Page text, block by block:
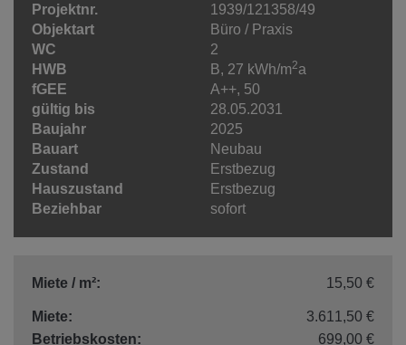
Projektnr.
1939/121358/49
Objektart
Büro / Praxis
WC
2
HWB
B, 27 kWh/m2a
fGEE
A++, 50
gültig bis
28.05.2031
Baujahr
2025
Bauart
Neubau
Zustand
Erstbezug
Hauszustand
Erstbezug
Beziehbar
sofort
Miete / m²: 15,50 €
Miete:
3.611,50 €
Betriebskosten:
699,00 €